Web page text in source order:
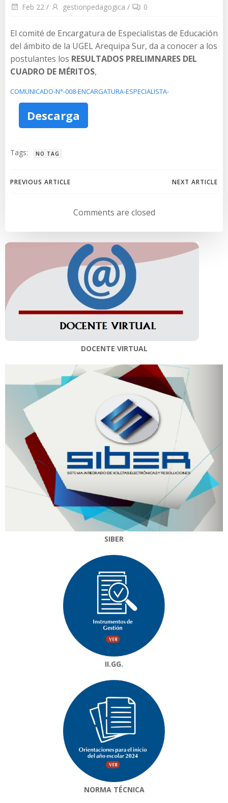
Feb 22 / gestionpedagogica / 0
El comité de Encargatura de Especialistas de Educación
del ámbito de la UGEL Arequipa Sur, da a conocer a los
postulantes los RESULTADOS PRELIMNARES DEL
CUADRO DE MÉRITOS,
COMUNICADO-N°-008-ENCARGATURA-ESPECIALISTA-
Descarga
Tags: NO TAG
Navegación
entradas
PREVIOUS ARTICLE
Navegación
de
entradas
NEXT ARTICLE
Comments are closed
DOCENTE VIRTUAL
SIBER
II.GG.
NORMA TÉCNICA